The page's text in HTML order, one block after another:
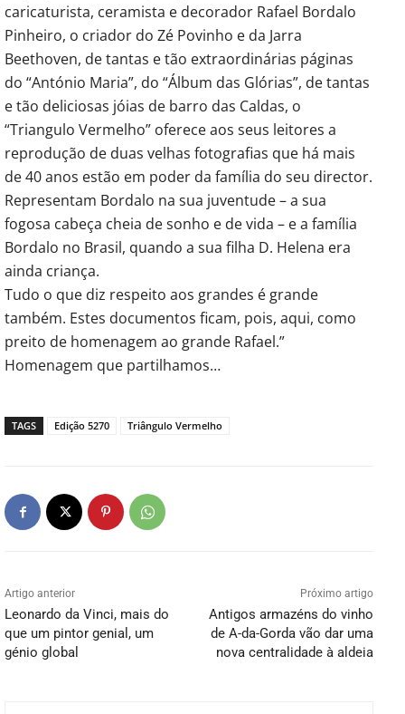
caricaturista, ceramista e decorador Rafael Bordalo
Pinheiro, o criador do Zé Povinho e da Jarra
Beethoven, de tantas e tão extraordinárias páginas
do “António Maria”, do “Álbum das Glórias”, de tantas
e tão deliciosas jóias de barro das Caldas, o
“Triangulo Vermelho” oferece aos seus leitores a
reprodução de duas velhas fotografias que há mais
de 40 anos estão em poder da família do seu director.
Representam Bordalo na sua juventude – a sua
fogosa cabeça cheia de sonho e de vida – e a família
Bordalo no Brasil, quando a sua filha D. Helena era
ainda criança.
Tudo o que diz respeito aos grandes é grande
também. Estes documentos ficam, pois, aqui, como
preito de homenagem ao grande Rafael.”
Homenagem que partilhamos…
TAGS Edição 5270 Triângulo Vermelho
Artigo anterior
Leonardo da Vinci, mais do
que um pintor genial, um
génio global
Próximo artigo
Antigos armazéns do vinho
de A-da-Gorda vão dar uma
nova centralidade à aldeia